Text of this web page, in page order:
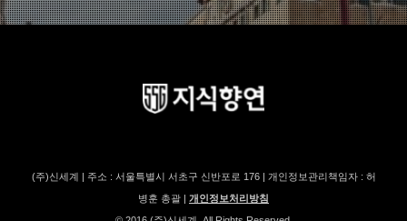
(주)신세계 | 주소 : 서울특별시 서초구 신반포로 176 | 개인정보관리책임자 : 허
병훈 총괄 | 개인정보처리방침